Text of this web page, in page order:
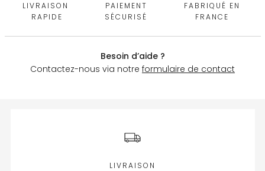
LIVRAISON
RAPIDE
PAIEMENT
SÉCURISÉ
FABRIQUÉ EN
FRANCE
Besoin d’aide ?
Contactez-nous via notre formulaire de contact
LIVRAISON